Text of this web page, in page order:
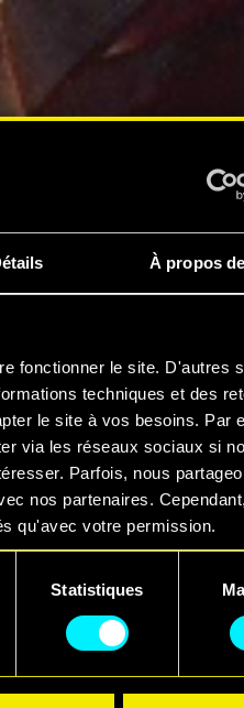
À propos
fonctionner le site. D'autres
techniques et des
le site à vos besoins. Par
via les réseaux sociaux si
Parfois, nous
nos partenaires.
qu'avec votre permission.
sur notre utilisation des
"Paramètres" ci-dessous.
Statistiques